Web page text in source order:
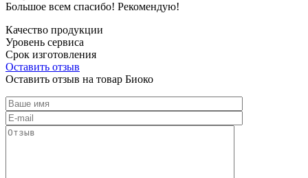
Большое всем спасибо! Рекомендую!
Качество продукции
Уровень сервиса
Срок изготовления
Оставить отзыв
Оставить отзыв на товар Биоко